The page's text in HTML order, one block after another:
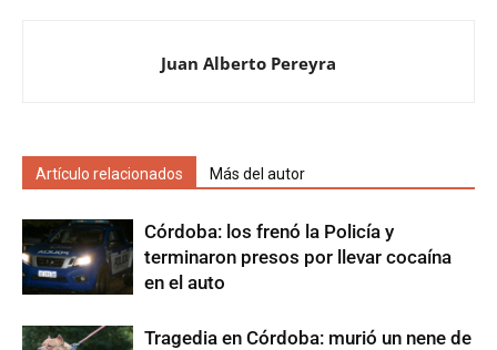
Juan Alberto Pereyra
Artículo relacionados Más del autor
Córdoba: los frenó la Policía y
terminaron presos por llevar cocaína
en el auto
Tragedia en Córdoba: murió un nene de